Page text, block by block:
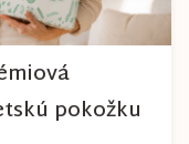
pokožku